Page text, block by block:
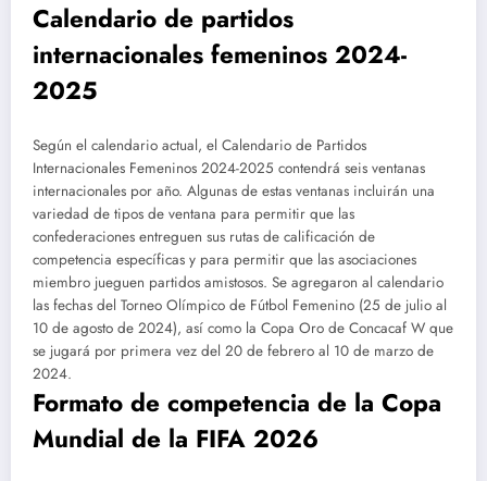
Calendario de partidos
internacionales femeninos 2024-
2025
Según el calendario actual, el Calendario de Partidos
Internacionales Femeninos 2024-2025 contendrá seis ventanas
internacionales por año. Algunas de estas ventanas incluirán una
variedad de tipos de ventana para permitir que las
confederaciones entreguen sus rutas de calificación de
competencia específicas y para permitir que las asociaciones
miembro jueguen partidos amistosos. Se agregaron al calendario
las fechas del Torneo Olímpico de Fútbol Femenino (25 de julio al
10 de agosto de 2024), así como la Copa Oro de Concacaf W que
se jugará por primera vez del 20 de febrero al 10 de marzo de
2024.
Formato de competencia de la Copa
Mundial de la FIFA 2026